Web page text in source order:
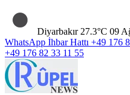
Diyarbakır 27.3°C 09
WhatsApp İhbar Hattı +49 176
+49 176 82 33 11 55